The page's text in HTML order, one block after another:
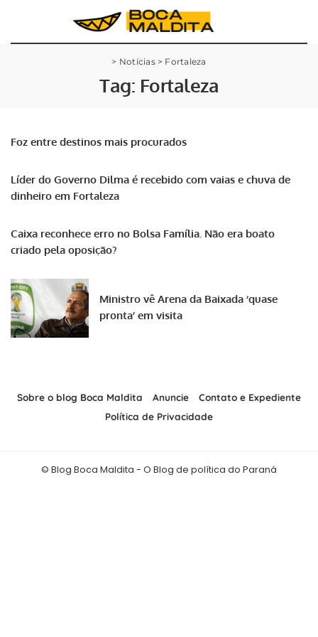
> Notícias> Fortaleza
Tag: Fortaleza
Foz entre destinos mais procurados
Líder do Governo Dilma é recebido com vaias e chuva de
dinheiro em Fortaleza
Caixa reconhece erro no Bolsa Família. Não era boato
criado pela oposição?
Ministro vê Arena da Baixada ‘quase
pronta’ em visita
Sobre o blog Boca Maldita Anuncie
Contato e Expediente
Política de Privacidade
© Blog Boca Maldita - O Blog de política do Paraná